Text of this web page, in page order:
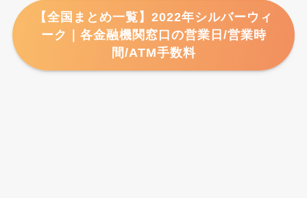
【全国まとめ一覧】2022年シルバーウィ
ーク｜各金融機関窓口の営業日/営業時
間/ATM手数料